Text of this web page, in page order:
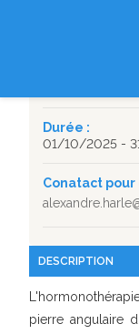
Durée :
01/10/2025 -
Conatact
DESCRIPTION
pierre angulaire